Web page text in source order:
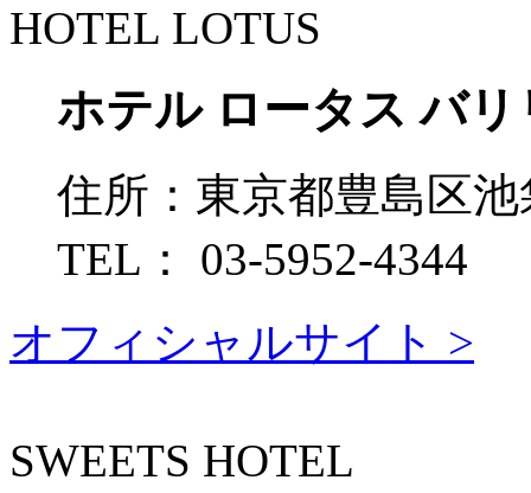
HOTEL LOTUS
ホテル ロータス バ
住所： 東京都豊島区池
TEL：
03-5952-4344
オフィシャルサイト >
SWEETS HOTEL